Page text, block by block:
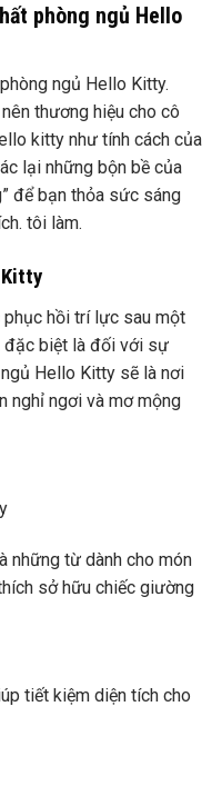
phòng ngủ Hello
ngủ Hello Kitty.
thương hiệu cho cô
kitty như tính cách của
lại những bộn bề của
để bạn thỏa sức sáng
tôi làm.
phục hồi trí lực sau một
đặc biệt là đối với sự
Hello Kitty sẽ là nơi
nghỉ ngơi và mơ mộng
những từ dành cho món
sở hữu chiếc giường
tiết kiệm diện tích cho